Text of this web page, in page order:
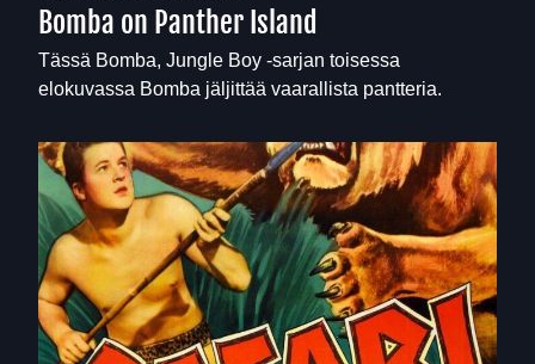
Bomba on Panther Island
Tässä Bomba, Jungle Boy -sarjan toisessa
elokuvassa Bomba jäljittää vaarallista pantteria.